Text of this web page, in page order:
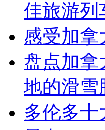
佳旅游列
感受加拿
盘点加拿
地的滑雪
多伦多十